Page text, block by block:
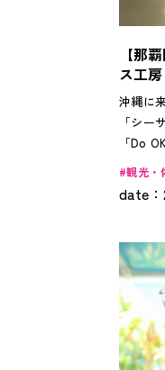
【那
ス工
沖縄に
「シ
「Do
に行っ
ます
重なス
観光・
date：